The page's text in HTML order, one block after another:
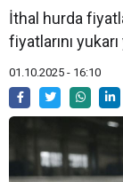
İthal hurda
fiyatlarını
01.10.2025 - 16:10